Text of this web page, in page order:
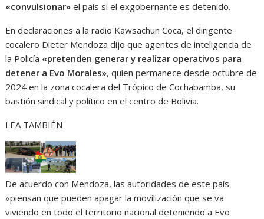
«convulsionar» el país si el exgobernante es detenido.
En declaraciones a la radio Kawsachun Coca, el dirigente
cocalero Dieter Mendoza dijo que agentes de inteligencia de
la Policía «pretenden generar y realizar operativos para
detener a Evo Morales», quien permanece desde octubre de
2024 en la zona cocalera del Trópico de Cochabamba, su
bastión sindical y político en el centro de Bolivia.
LEA TAMBIÉN
De acuerdo con Mendoza, las autoridades de este país
«piensan que pueden apagar la movilización que se va
viviendo en todo el territorio nacional deteniendo a Evo